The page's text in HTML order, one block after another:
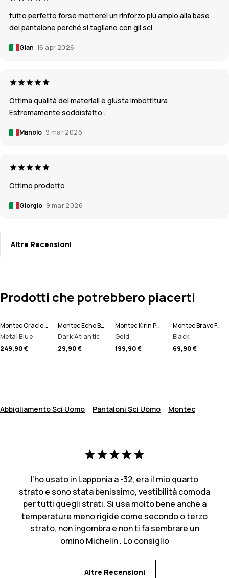
tutto perfetto forse metterei un rinforzo più ampio alla base
del pantalone perché si tagliano con gli sci
Gian 16 apr 2026
Ottima qualità dei materiali e giusta imbottitura .
Estremamente soddisfatto .
Manolo 9 mar 2026
Ottimo prodotto
Giorgio 9 mar 2026
Altre Recensioni
Prodotti che potrebbero piacerti
Montec Oracle Giacca Sci Uomo
Metal Blue
249,90 €
Montec Echo Berretto
Dark Atlantic
29,90 €
Montec Kirin Pantaloni Sci Uomo
Gold
199,90 €
Montec Bravo Felpa Pile Uomo
Black
69,90 €
Abbigliamento Sci Uomo Pantaloni Sci Uomo Montec
l’ho usato in Lapponia a -32, era il mio quarto
strato e sono stata benissimo, vestibilità comoda
per tutti quegli strati. Si usa molto bene anche a
temperature meno rigide come secondo o terzo
strato, non ingombra e non ti fa sembrare un
omino Michelin . Lo consiglio
Altre Recensioni